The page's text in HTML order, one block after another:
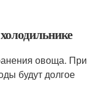
овоща. При
будут долгое